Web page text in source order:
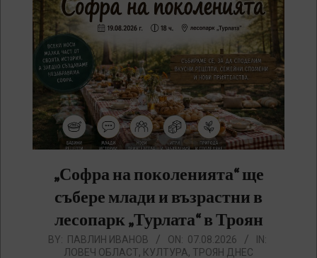
„Софра на поколенията“ ще
събере млади и възрастни в
лесопарк „Турлата“ в Троян
2026-
BY: ПАВЛИН ИВАНОВ ON: 07.08.2026
IN:
ЛОВЕЧ ОБЛАСТ, КУЛТУРА, ТРОЯН ДНЕС